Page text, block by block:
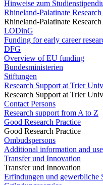
Hinweise zum
Rhineland-Palatinate
Rhineland-Palatinate
LODinG
Funding for early career
DFG
Overview of EU funding
Bundesministerien
Stiftungen
Research Support at Trier
Research Support at Trier
Contact Persons
Research support from A to Z
Good Research Practice
Good Research Practice
Ombudspersons
Additional information and
Transfer und Innovation
Transfer und Innovation
Erfindungen und gewerbliche